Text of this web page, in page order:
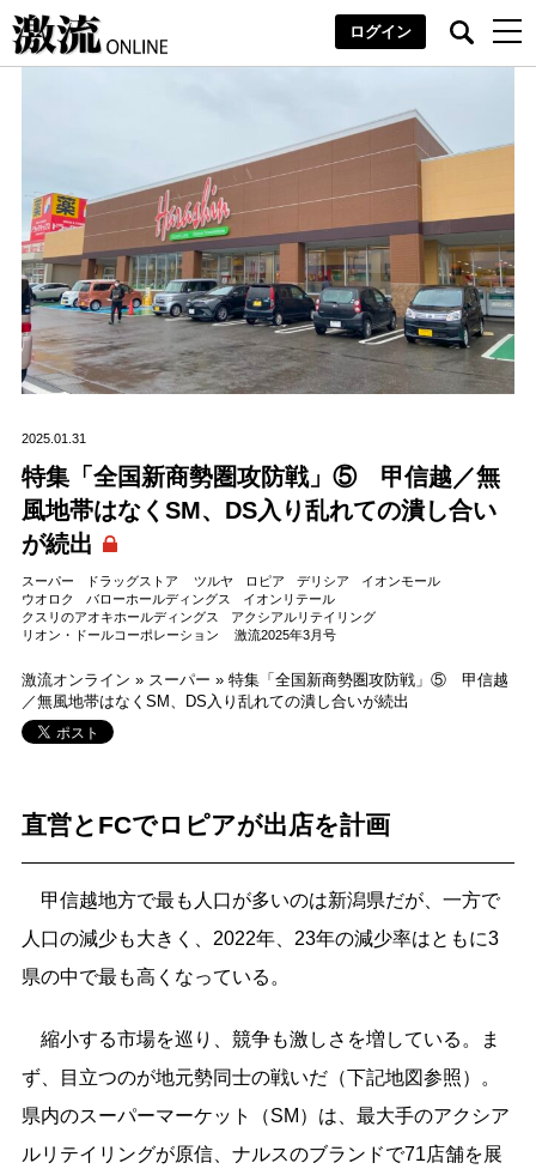
ログイン
2025.01.31
特集「全国新商勢圏攻防戦」⑤ 甲信越／無
風地帯はなくSM、DS入り乱れての潰し合い
が続出
スーパー ドラッグストア ツルヤ ロピア デリシア
イオンモール
ウオロク
バローホールディングス
イオンリテール
クスリのアオキホールディングス
アクシアルリテイリング
リオン・ドールコーポレーション
激流2025年3月号
激流オンライン » スーパー » 特集「全国新商勢圏攻防戦」⑤ 甲信越
／無風地帯はなくSM、DS入り乱れての潰し合いが続出
直営とFCでロピアが出店を計画
甲信越地方で最も人口が多いのは新潟県だが、一方で
人口の減少も大きく、2022年、23年の減少率はともに3
県の中で最も高くなっている。
縮小する市場を巡り、競争も激しさを増している。ま
ず、目立つのが地元勢同士の戦いだ（下記地図参照）。
県内のスーパーマーケット（SM）は、最大手のアクシア
ルリテイリングが原信、ナルスのブランドで71店舗を展